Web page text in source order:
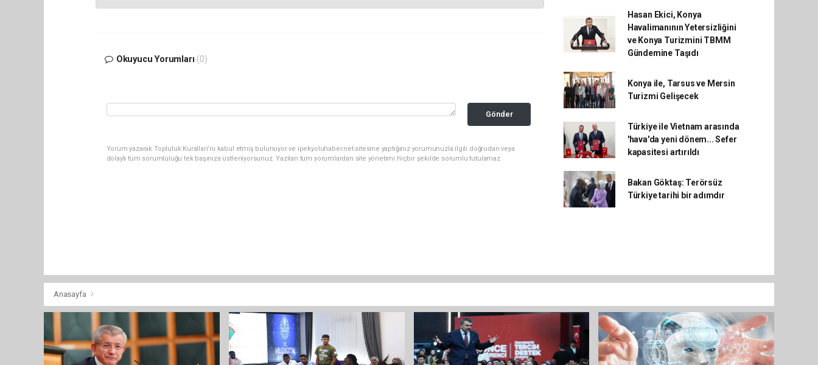
Okuyucu Yorumları (0)
Gönder
Yorum yazarak Topluluk Kuralları’nı kabul etmiş bulunuyor ve ipekyoluhaber.net sitesine yaptığınız yorumunuzla ilgili doğrudan veya
dolaylı tüm sorumluluğu tek başınıza üstleniyorsunuz. Yazılan tüm yorumlardan site yönetimi hiçbir şekilde sorumlu tutulamaz.
Hasan Ekici, Konya
Havalimanının Yetersizliğini
ve Konya Turizmini TBMM
Gündemine Taşıdı
Konya ile, Tarsus ve Mersin
Turizmi Gelişecek
Türkiye ile Vietnam arasında
'hava'da yeni dönem... Sefer
kapasitesi artırıldı
Bakan Göktaş: Terörsüz
Türkiye tarihi bir adımdır
Anasayfa